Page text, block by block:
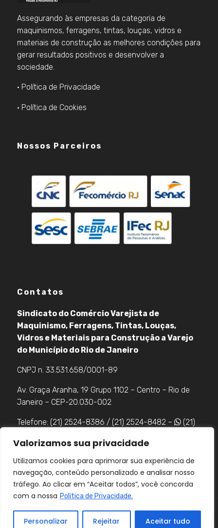
Valorizamos sua privacidade
Utilizamos cookies para aprimorar sua experiência de
navegação, conteúdo personalizado e analisar nosso
tráfego. Ao clicar em “Aceitar todos”, você concorda
com a nossa Política de Privacidade.
Personalizar Rejeitar Aceitar tudo
Assegurando às empresas da categoria de
maquinismos, ferragens, tintas, louças, vidros e
materiais de construção as melhores condições para
gerar resultados positivos e desenvolver a
sociedade.
• Política de Privacidade
• Política de Cookies
Nossos Parceiros
Contatos
Sindicato do Comércio Varejista de
Maquinismo, Ferragens, Tintas, Louças,
Vidros e Materiais para Construção a Varejo
do Município do Rio de Janeiro
CNPJ n. 33.531.658/0001-89
Av. Graça Aranha, 19 Grupo 1102 – Centro – Rio de
Janeiro – CEP-20.030-002
Telefone: (21) 2524-8386 / (21) 2524-8482 –
(21)
© 2026 Desenvolvido por Visar